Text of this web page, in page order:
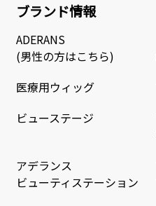
ブランド情報
ADERANS
(男性の方はこちら)
医療用ウィッグ
ビューステージ
アデランス
ビューティステーション